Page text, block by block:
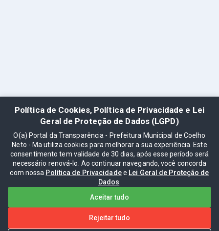
Política de Cookies, Política de Privacidade e Lei
Geral de Proteção de Dados (LGPD)
O(a) Portal da Transparência - Prefeitura Municipal de Coelho
Neto - Ma utiliza cookies para melhorar a sua experiência. Este
consentimento tem validade de 30 dias, após esse período será
necessário renová-lo. Ao continuar navegando, você concorda
com nossa Política de Privacidadee Lei Geral de Proteção de
Dados
Aceitar tudo
Rejeitar tudo